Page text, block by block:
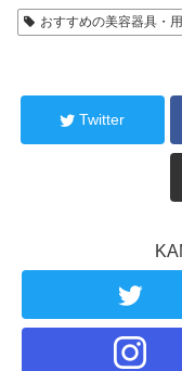
おすすめの美容器具・
Twitter